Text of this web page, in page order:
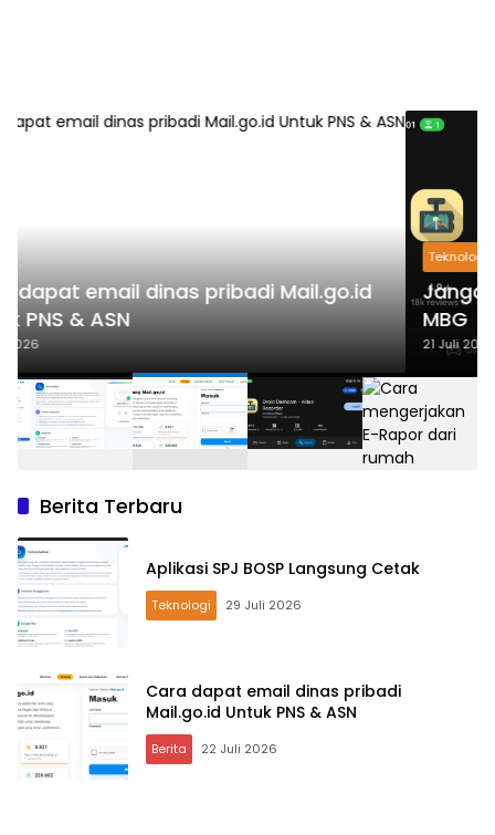
Jangan Jual Hp Kentang mu Seharga Nasi
MBG
21 Juli 2026
Berita Terbaru
Aplikasi SPJ BOSP Langsung Cetak
Teknologi 29 Juli 2026
Cara dapat email dinas pribadi
Mail.go.id Untuk PNS & ASN
Berita 22 Juli 2026